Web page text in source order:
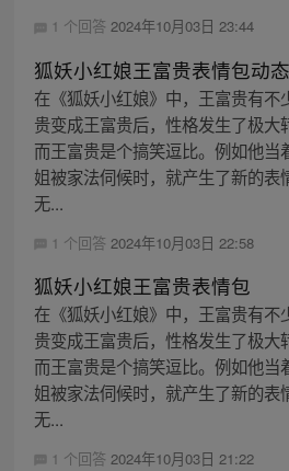
1 个回答 2024年10月03日 23:44
狐妖小红娘王富贵表情包动态
在《狐妖小红娘》中，王富贵有不
贵变成王富贵后，性格发生了极大
而王富贵是个搞笑逗比。例如他当
姐被家法伺候时，就产生了新的表
无...
1 个回答 2024年10月03日 22:58
狐妖小红娘王富贵表情包
在《狐妖小红娘》中，王富贵有不
贵变成王富贵后，性格发生了极大
而王富贵是个搞笑逗比。例如他当
姐被家法伺候时，就产生了新的表
无...
1 个回答 2024年10月03日 21:22